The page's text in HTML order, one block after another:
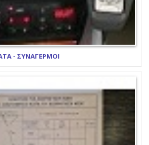
- ΣΥΝΑΓΕΡΜΟΙ